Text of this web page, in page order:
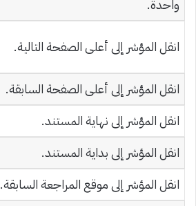
واحدة.
انقل المؤشر إلى أعلى الصفحة التالية.
انقل المؤشر إلى أعلى الصفحة السابقة.
انقل المؤشر إلى نهاية المستند.
انقل المؤشر إلى بداية المستند.
انقل المؤشر إلى موقع المراجعة السابقة.